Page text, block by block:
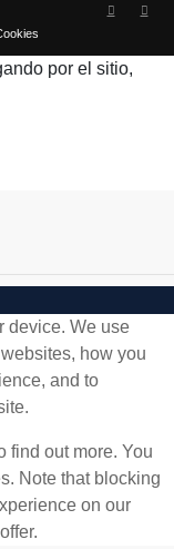
por el sitio,
device. We use
how you
and to
find out more. You
Note that blocking
on our